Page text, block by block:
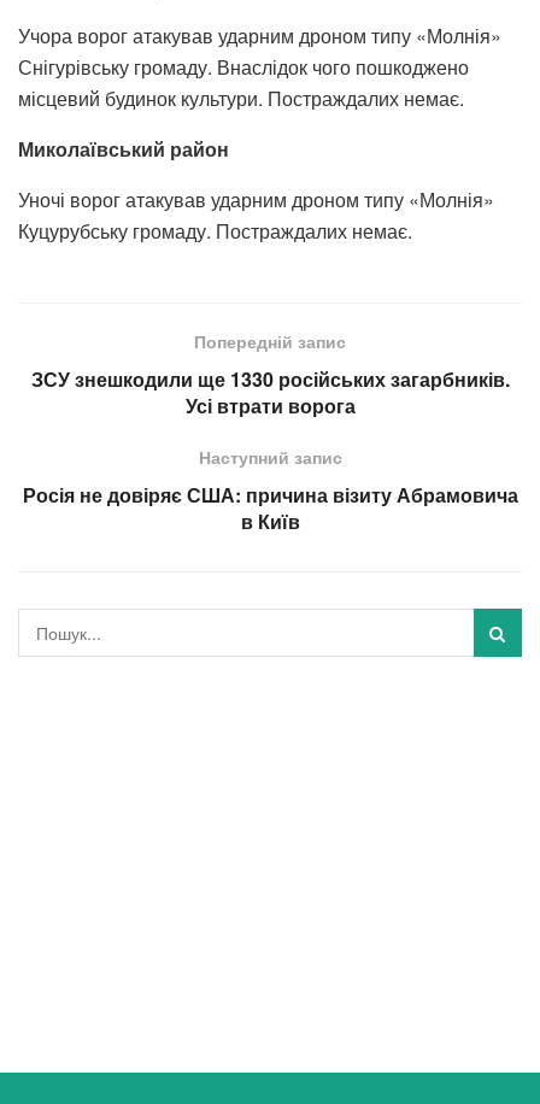
Учора ворог атакував ударним дроном типу «Молнія»
Снігурівську громаду. Внаслідок чого пошкоджено
місцевий будинок культури. Постраждалих немає.
Миколаївський район
Уночі ворог атакував ударним дроном типу «Молнія»
Куцурубську громаду. Постраждалих немає.
Попередній запис
ЗСУ знешкодили ще 1330 російських загарбників.
Усі втрати ворога
Наступний запис
Росія не довіряє США: причина візиту Абрамовича
в Київ